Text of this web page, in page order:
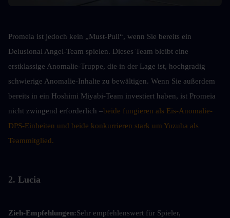
Promeia ist jedoch kein „Must-Pull“, wenn Sie bereits ein
Delusional Angel-Team spielen. Dieses Team bleibt eine
erstklassige Anomalie-Truppe, die in der Lage ist, hochgradig
schwierige Anomalie-Inhalte zu bewältigen. Wenn Sie außerdem
bereits in ein Hoshimi Miyabi-Team investiert haben, ist Promeia
nicht zwingend erforderlich –beide fungieren als Eis-Anomalie-
DPS-Einheiten und beide konkurrieren stark um Yuzuha als
Teammitglied.
2. Lucia
Zieh-Empfehlungen:Sehr empfehlenswert für Spieler,